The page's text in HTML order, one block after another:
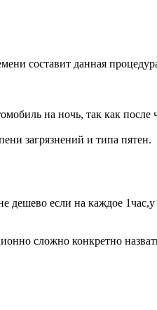
составит данная
на ночь, так как
загрязнений и типа пятен.
дешево если на каждое
сложно конкретно